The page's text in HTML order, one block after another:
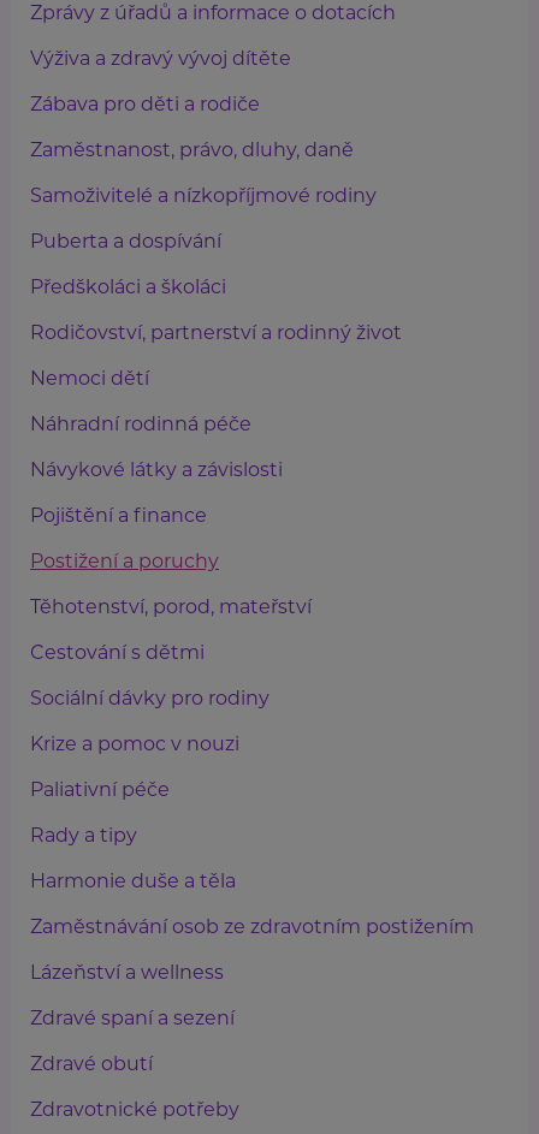
Zprávy z úřadů a informace o dotacích
Výživa a zdravý vývoj dítěte
Zábava pro děti a rodiče
Zaměstnanost, právo, dluhy, daně
Samoživitelé a nízkopříjmové rodiny
Puberta a dospívání
Předškoláci a školáci
Rodičovství, partnerství a rodinný život
Nemoci dětí
Náhradní rodinná péče
Návykové látky a závislosti
Pojištění a finance
Postižení a poruchy
Těhotenství, porod, mateřství
Cestování s dětmi
Sociální dávky pro rodiny
Krize a pomoc v nouzi
Paliativní péče
Rady a tipy
Harmonie duše a těla
Zaměstnávání osob ze zdravotním postižením
Lázeňství a wellness
Zdravé spaní a sezení
Zdravé obutí
Zdravotnické potřeby